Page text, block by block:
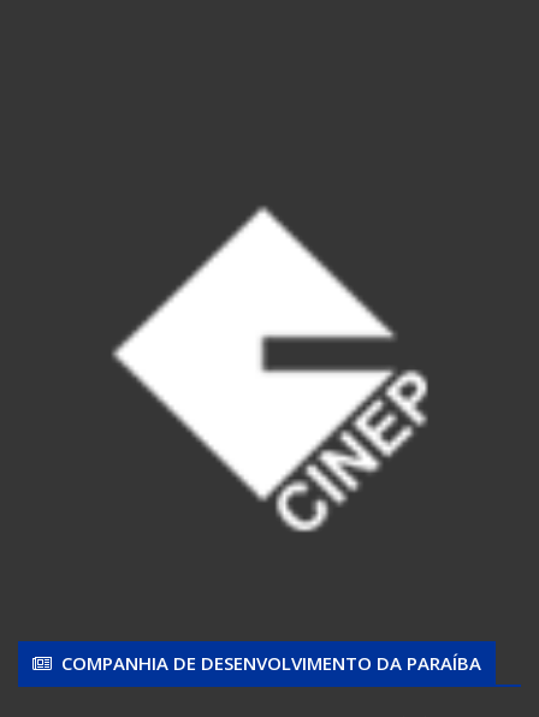
COMPANHIA DE DESENVOLVIMENTO DA PARAÍBA